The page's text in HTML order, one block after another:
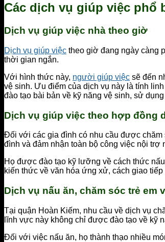
Các dịch vụ giúp việc phổ
Dịch vụ giúp việc nhà theo giờ
Dịch vụ giúp việc theo giờ đang ngày càng
thời gian ngắn.
Với hình thức này, người giúp việc sẽ đến
vệ sinh. Ưu điểm của dịch vụ này là tính
đào tạo bài bản về kỹ năng vệ sinh, sử
Dịch vụ giúp việc theo hợp đồng
Đối với các gia đình có nhu cầu được
đình và đảm nhận toàn bộ công việc nội
Họ được đào tạo kỹ lưỡng về cách thức
kiến thức về văn hóa ứng xử, cách giao
Dịch vụ nấu ăn, chăm sóc trẻ em
Tại quận Hoàn Kiếm, nhu cầu về dịch vụ
lĩnh vực này không chỉ được đào tạo về kỹ
Đối với việc nấu ăn, họ thành thạo nhiều